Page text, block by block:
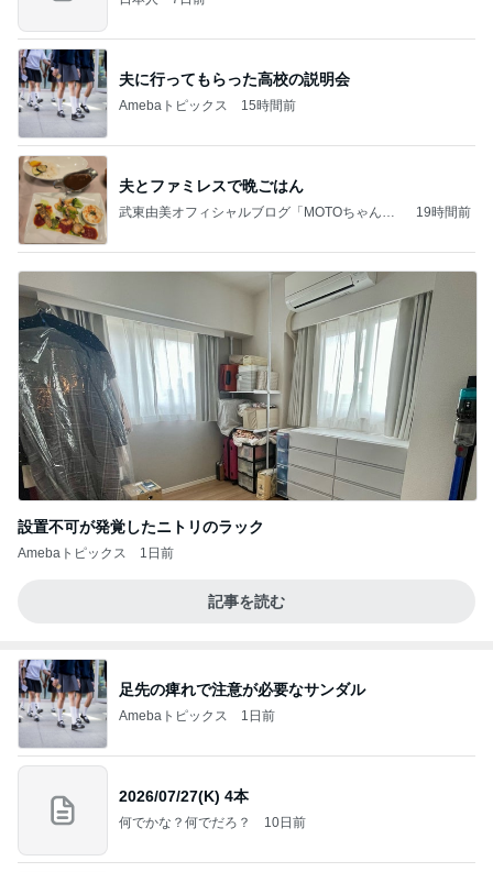
夫に行ってもらった高校の説明会
Amebaトピックス 15時間前
夫とファミレスで晩ごはん
武東由美オフィシャルブログ「MOTOちゃんと
19時間前
設置不可が発覚したニトリのラック
Amebaトピックス 1日前
記事を読む
足先の痺れで注意が必要なサンダル
Amebaトピックス 1日前
2026/07/27(K) 4本
何でかな？何でだろ？ 10日前